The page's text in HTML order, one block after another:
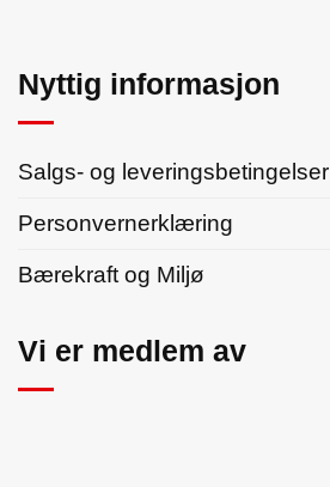
Nyttig informasjon
Salgs- og leveringsbetingelser
Personvernerklæring
Bærekraft og Miljø
Vi er medlem av